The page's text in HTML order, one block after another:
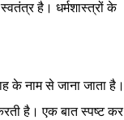
है। धर्मशास्त्रों के
के नाम से जाना जाता है।
है। एक बात स्पष्ट कर